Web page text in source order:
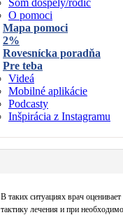
Som dospelý/rodič
O pomoci
Mapa pomoci
2%
Rovesnícka poradňa
Pre teba
Videá
Mobilné aplikácie
Podcasty
Inšpirácia z Instagramu
В таких ситуациях врач
тактику лечения и при